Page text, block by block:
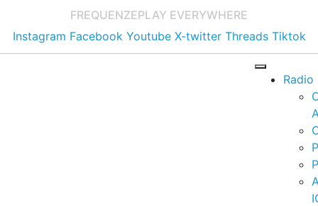
FREQUENZEPLAY EVERYWHERE
Instagram Facebook Youtube X-twitter Threads Tiktok
Radio